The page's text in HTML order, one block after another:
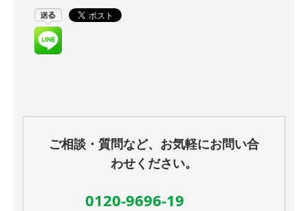
ご相談・質問など、お気軽にお問い合
わせください。
0120-9696-19